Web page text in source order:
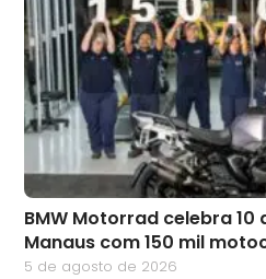
BMW Motorrad celebra
Manaus com 150 mil
5 de agosto de 2026